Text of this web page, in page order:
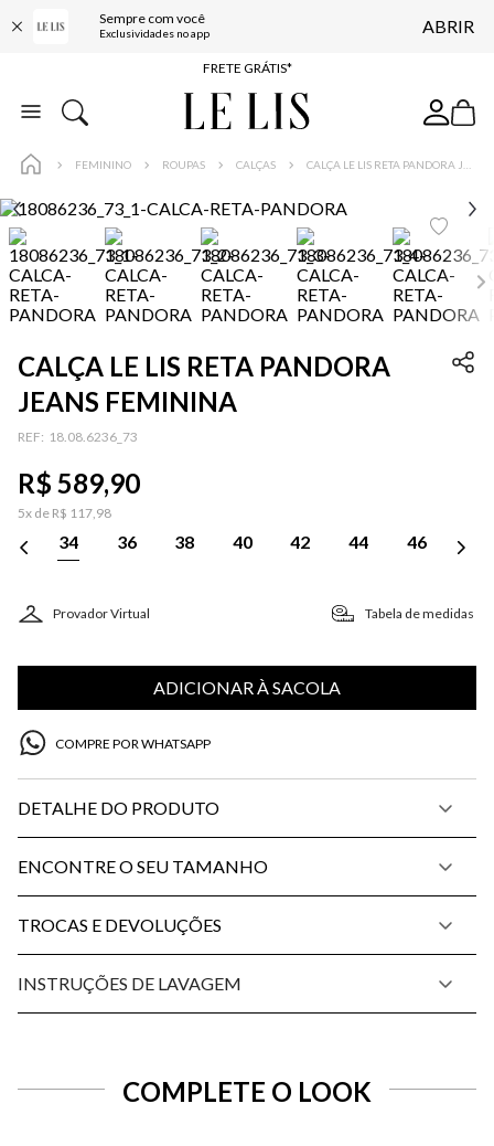
Sempre com você
Exclusividades no app ABRIR
ENTREGA EXPRESSA*
FRETE GRÁTIS*
BAIXE O APP
FEMININO ROUPAS CALÇAS
CALÇA LE LIS RETA PANDORA
JEANS FEMININA
: 18.08.6236_73
R$ 589,90
5x de R$ 117,98
34 36 38 40 42 44 46
Provador Virtual Tabela de medidas
ADICIONAR À SACOLA
COMPRE POR WHATSAPP
DETALHE DO PRODUTO
ENCONTRE O SEU TAMANHO
TROCAS E DEVOLUÇÕES
INSTRUÇÕES DE LAVAGEM
COMPLETE O LOOK